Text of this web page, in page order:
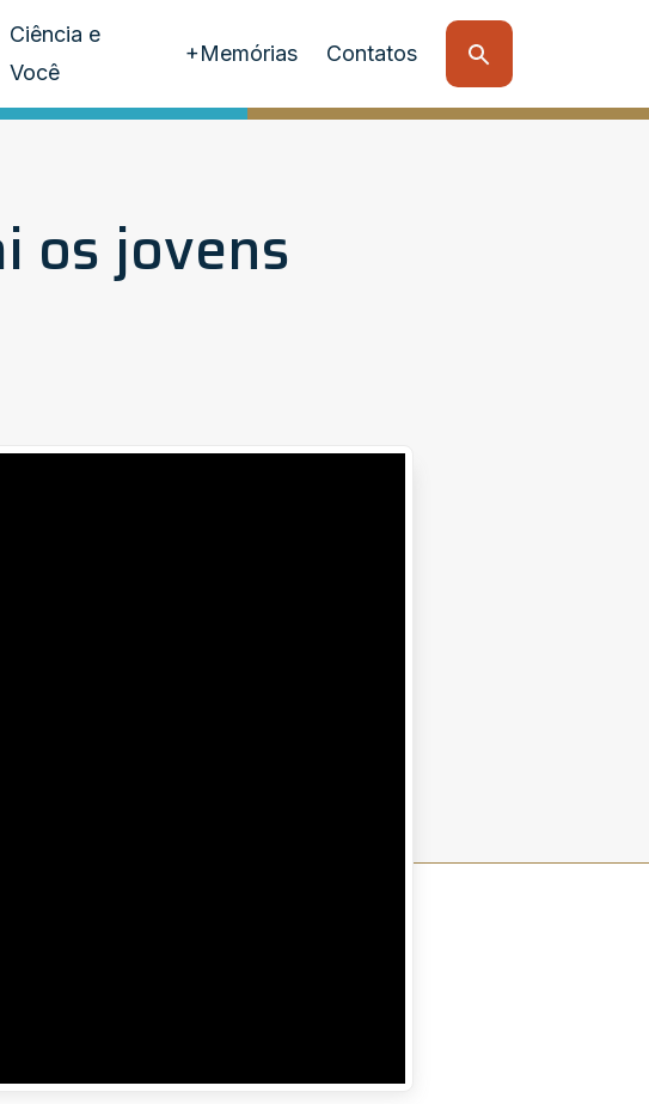
Ciência e
Você
+Memórias Contatos
os jovens